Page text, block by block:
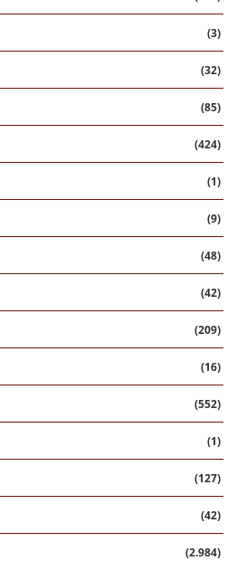
(3)
(32)
(85)
(424)
(1)
(9)
(48)
(42)
(209)
(16)
(552)
(1)
(127)
(42)
(2.984)